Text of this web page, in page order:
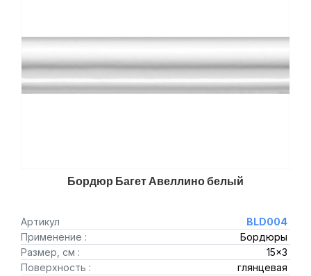
Бордюр Багет Авеллино белый
Артикул
BLD004
Применение :
Бордюры
Размер, см :
15x3
Поверхность :
глянцевая